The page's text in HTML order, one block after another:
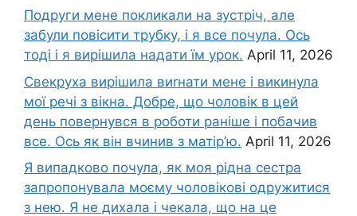
Подруги мене покликали на зустріч, але
забули повісити трубку, і я все почула. Ось
тоді і я вирішила надати їм урок. April 11, 2026
Свекруха вирішила виrнати мене і викинула
мої речі з вікна. Добре, що чоловік в цей
день повернувся в роботи раніше і побачив
все. Ось як він вчинив з матір’ю. April 11, 2026
Я випадково почула, як моя рідна сестра
запропонувала моєму чоловікові одружитися
з нею. Я не дихала і чекала, що на це